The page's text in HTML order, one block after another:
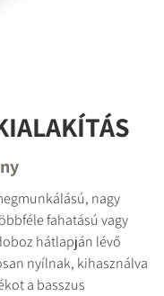
nagy
fahatású vagy
hátlapján lévő
nyílnak, kihasználva
a basszus